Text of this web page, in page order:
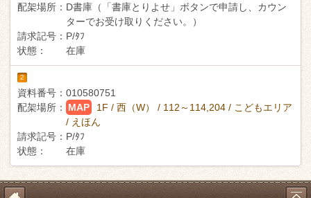
配架場所： D書庫（「書庫とりよせ」ボタンで申請し、カウン
ターでお受け取りください。）
請求記号： P/ﾀﾌ
状態：
在庫
2
資料番号： 010580751
配架場所：
MAP
1F / 西（W） / 112～114,204 / こどもエリア
/ えほん
請求記号： P/ﾀﾌ
状態：
在庫